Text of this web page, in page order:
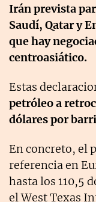
Irán prevista
Saudí, Qatar y
que hay
centroasiático.
Estas
petróleo a
dólares por
En concreto, el
referencia en
hasta los 110,5
el West Texas